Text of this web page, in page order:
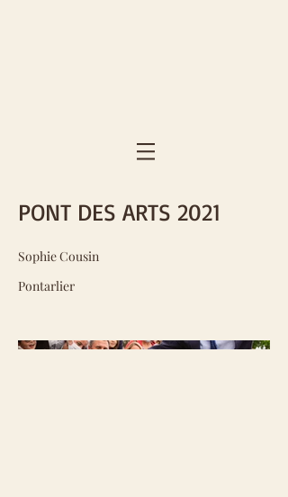
PONT DES ARTS 2021
Sophie Cousin
Pontarlier